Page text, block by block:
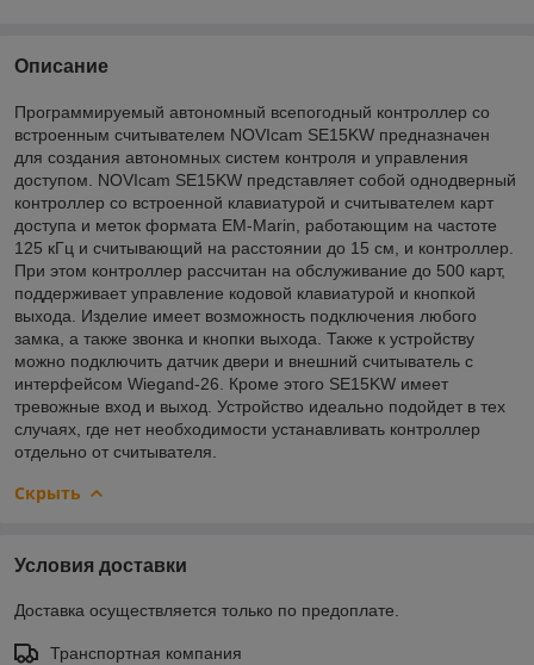
Описание
Программируемый автономный всепогодный контроллер со
встроенным считывателем NOVIcam SE15KW предназначен
для создания автономных систем контроля и управления
доступом. NOVIcam SE15KW представляет собой однодверный
контроллер со встроенной клавиатурой и считывателем карт
доступа и меток формата EM-Marin, работающим на частоте
125 кГц и считывающий на расстоянии до 15 см, и контроллер.
При этом контроллер рассчитан на обслуживание до 500 карт,
поддерживает управление кодовой клавиатурой и кнопкой
выхода. Изделие имеет возможность подключения любого
замка, а также звонка и кнопки выхода. Также к устройству
можно подключить датчик двери и внешний считыватель с
интерфейсом Wiegand-26. Кроме этого SE15KW имеет
тревожные вход и выход. Устройство идеально подойдет в тех
случаях, где нет необходимости устанавливать контроллер
отдельно от считывателя.
Скрыть
Условия доставки
Доставка осуществляется только по предоплате.
Транспортная компания